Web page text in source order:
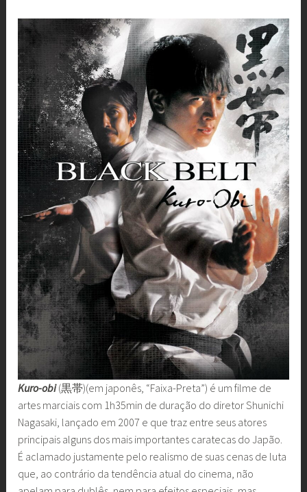
Kuro-obi(黒帯)(em japonês, “Faixa-Preta”) é um filme de
artes marciais com 1h35min de duração do diretor Shunichi
Nagasaki, lançado em 2007 e que traz entre seus atores
principais alguns dos mais importantes caratecas do Japão.
É aclamado justamente pelo realismo de suas cenas de luta
que, ao contrário da tendência atual do cinema, não